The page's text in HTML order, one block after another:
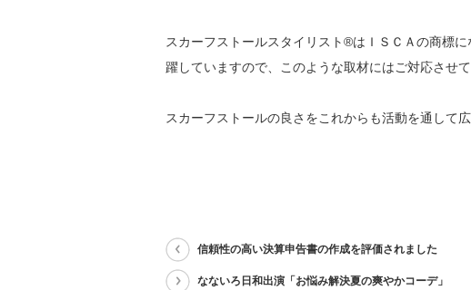
スカーフストールスタイリスト®はＩＳＣＡの商標
躍していますので、このような取材にはご対応させて
スカーフストールの良さをこれからも活動を通して
信頼性の高い決算申告書の作成を評価されました
なないろ日和出演「お悩み解決夏の爽やかコーデ」